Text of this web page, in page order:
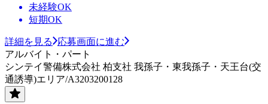
未経験OK
短期OK
詳細を見る
応募画面に進む
アルバイト・パート
シンテイ警備株式会社 柏支社 我孫子・東我孫子・天王台(交
通誘導)エリア/A3203200128